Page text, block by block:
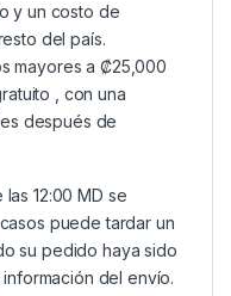
y un costo de
del país.
mayores a ₡25,000
, con una
después de
12:00 MD se
puede tardar un
su pedido haya sido
del envío.